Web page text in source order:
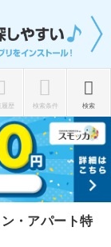
履歴 検索条件 検索
・アパート特